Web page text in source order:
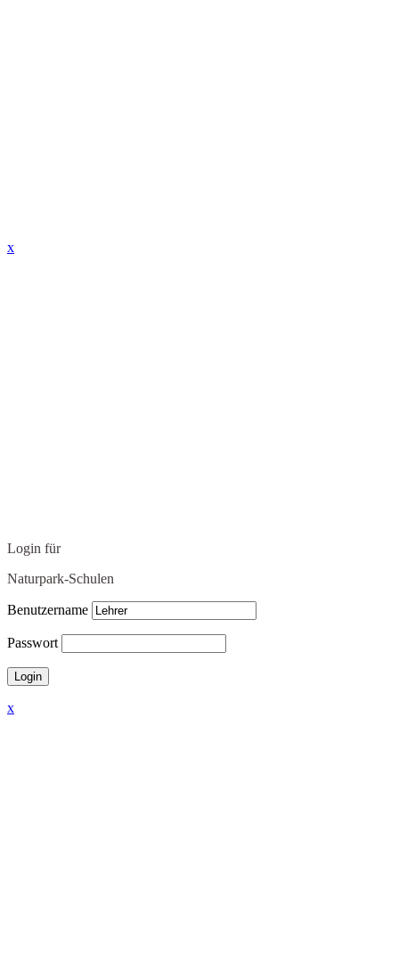
x
Login für
Naturpark-Schulen
Benutzername
Passwort
x